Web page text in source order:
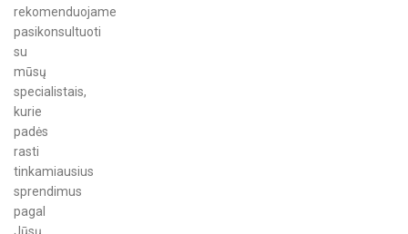
rekomenduojame
pasikonsultuoti
su
mūsų
specialistais,
kurie
padės
rasti
tinkamiausius
sprendimus
pagal
Jūsų